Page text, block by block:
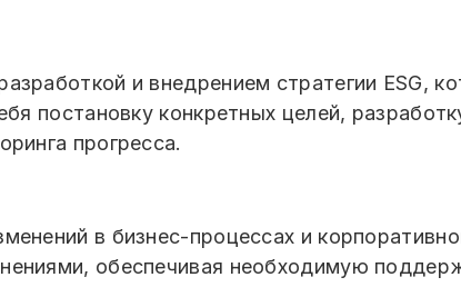
и внедрением стратегии ESG,
постановку конкретных целей,
прогресса.
в бизнес-процессах и
обеспечивая необходимую